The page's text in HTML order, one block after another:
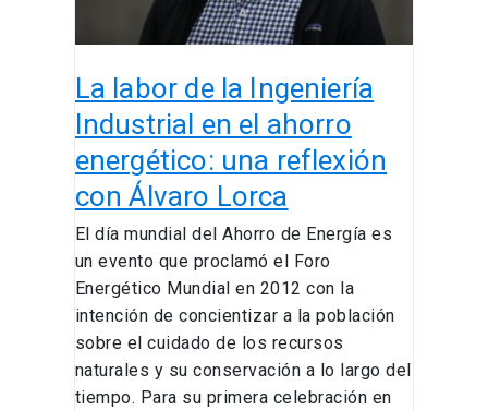
La labor de la Ingeniería
Industrial en el ahorro
energético: una reflexión
con Álvaro Lorca
El día mundial del Ahorro de Energía es
un evento que proclamó el Foro
Energético Mundial en 2012 con la
intención de concientizar a la población
sobre el cuidado de los recursos
naturales y su conservación a lo largo del
tiempo. Para su primera celebración en
una
reflexión
con
Álvaro
Lorca